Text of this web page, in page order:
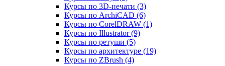
Курсы по 3D-печати (3)
Курсы по ArchiCAD (6)
Курсы по CorelDRAW (1)
Курсы по Illustrator (9)
Курсы по ретуши (5)
Курсы по архитектуре (19)
Курсы по ZBrush (4)